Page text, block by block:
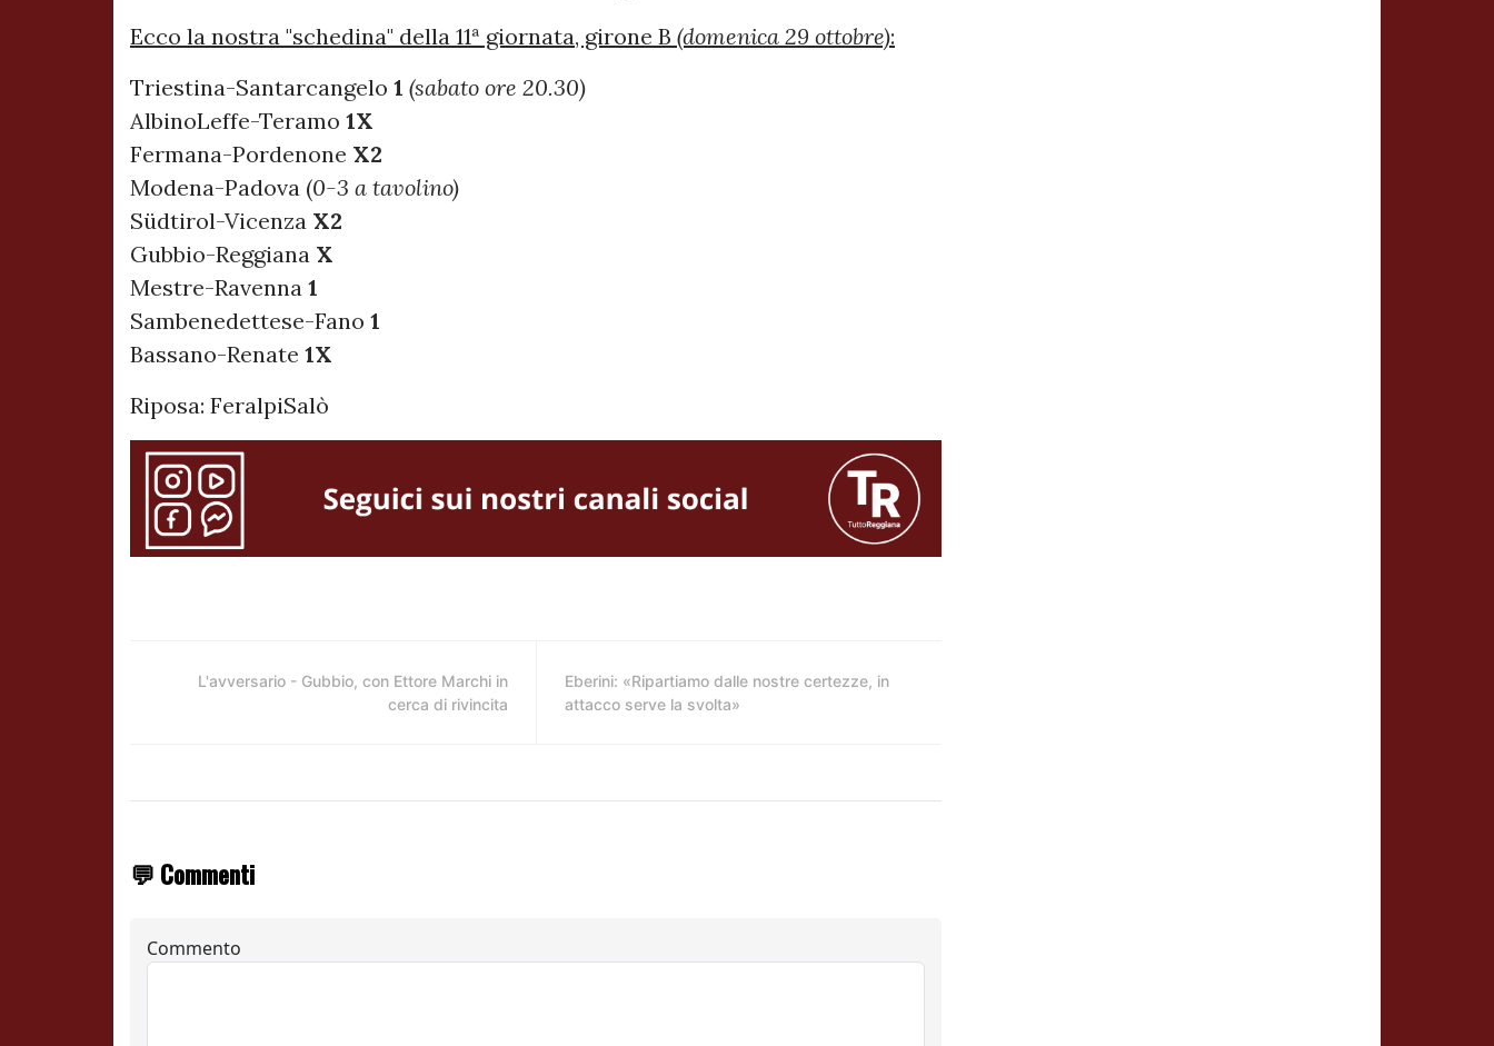
Ecco la nostra "schedina" della 11ª giornata, girone B (domenica 29 ottobre):
Triestina-Santarcangelo 1 (sabato ore 20.30)
AlbinoLeffe-Teramo 1X
Fermana-Pordenone X2
Modena-Padova (0-3 a tavolino)
Südtirol-Vicenza X2
Gubbio-Reggiana X
Mestre-Ravenna 1
Sambenedettese-Fano 1
Bassano-Renate 1X
Riposa: FeralpiSalò
L'avversario - Gubbio, con Ettore Marchi in
cerca di rivincita
Eberini: «Ripartiamo dalle nostre certezze, in
attacco serve la svolta»
💬 Commenti